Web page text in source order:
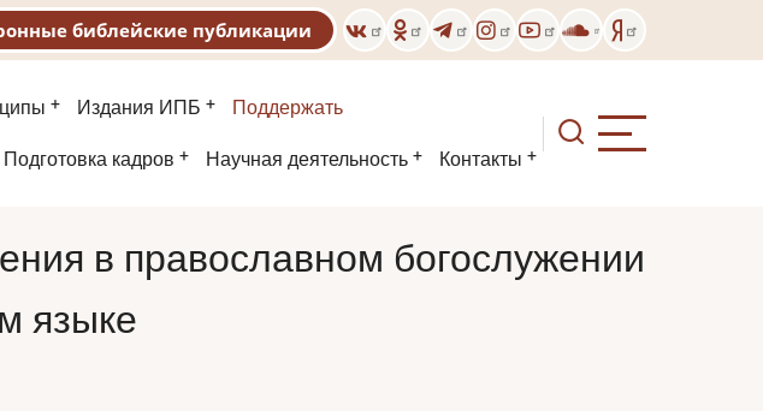
библейские публикации
Издания ИПБ Поддержать
Подготовка кадров Научная деятельность Контакты
в православном богослужении
языке